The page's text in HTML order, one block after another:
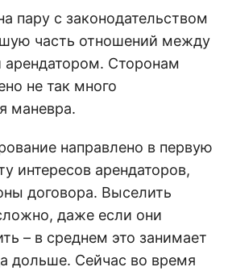
пару с законодательством
часть отношений между
арендатором. Сторонам
не так много
маневра.
направлено в первую
интересов арендаторов,
договора. Выселить
даже если они
– в среднем это занимает
дольше. Сейчас во время